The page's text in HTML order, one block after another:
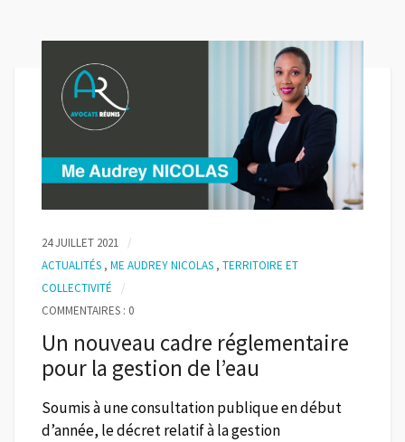
24 JUILLET 2021
ACTUALITÉS , ME AUDREY NICOLAS , TERRITOIRE ET
COLLECTIVITÉ
COMMENTAIRES : 0
Un nouveau cadre réglementaire
pour la gestion de l’eau
Soumis à une consultation publique en début
d’année, le décret relatif à la gestion